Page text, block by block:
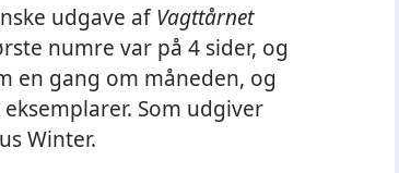
udgave afVagttårnet
numre var på 4 sider, og
en gang om måneden, og
Som udgiver
Winter.